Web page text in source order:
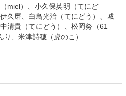
miel）、小久保英明（てにど
久磨、白鳥光治（てにどう）、城
清貴（てにどう）、松岡努（61
、米津詩穂（虎のこ）